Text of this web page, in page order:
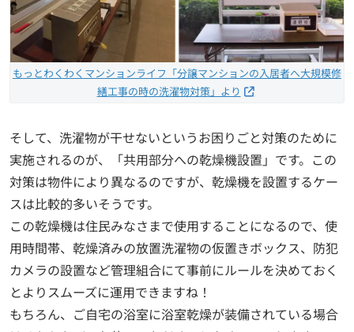
もっとわくわくマンションライフ「分譲マンションの入居者へ大規模修
繕工事の時の洗濯物対策」より
そして、洗濯物が干せないというお困りごと対策のために
実施されるのが、「共用部分への乾燥機設置」です。この
対策は物件により異なるのですが、乾燥機を設置するケー
スは比較的多いそうです。
この乾燥機は住民みなさまで使用することになるので、使
用時間帯、乾燥済みの放置洗濯物の仮置きボックス、防犯
カメラの設置など管理組合にて事前にルールを決めておく
とよりスムーズに運用できますね！
もちろん、ご自宅の浴室に浴室乾燥が装備されている場合